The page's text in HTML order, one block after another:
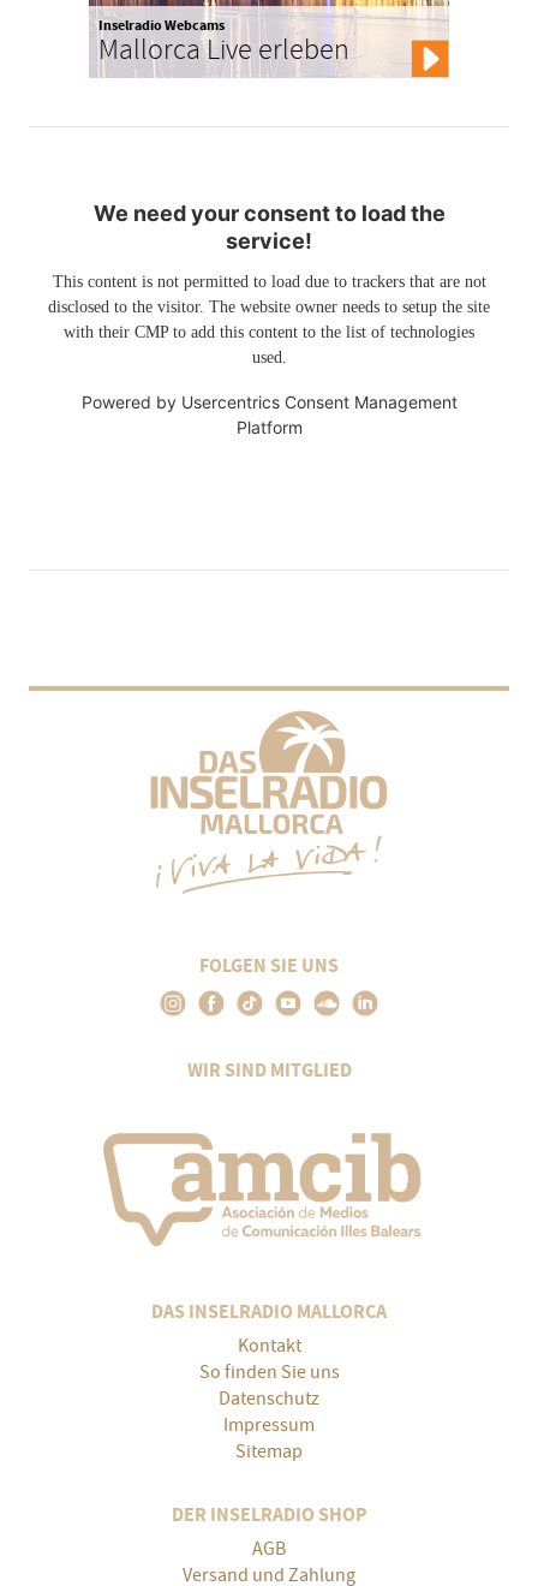
Inselradio Webcams
Mallorca Live erleben
We need your consent to load the
service!
This content is not permitted to load due to trackers that are not
disclosed to the visitor. The website owner needs to setup the site
with their CMP to add this content to the list of technologies
used.
Powered by Usercentrics Consent Management
Platform
FOLGEN SIE UNS
WIR SIND MITGLIED
DAS INSELRADIO MALLORCA
Kontakt
So finden Sie uns
Datenschutz
Impressum
Sitemap
DER INSELRADIO SHOP
AGB
Versand und Zahlung